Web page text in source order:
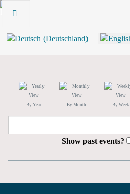
By Year By Month By Week
Show past events?